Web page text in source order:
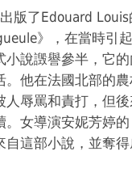
版了Edouard Louis
》，在當時引
小說譭譽參半，它
。他在法國北部的
人辱罵和責打，但
。女導演安妮芳婷
自這部小說，並奪